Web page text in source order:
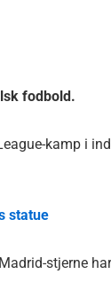
fodbold.
kamp i
statue
stjerne